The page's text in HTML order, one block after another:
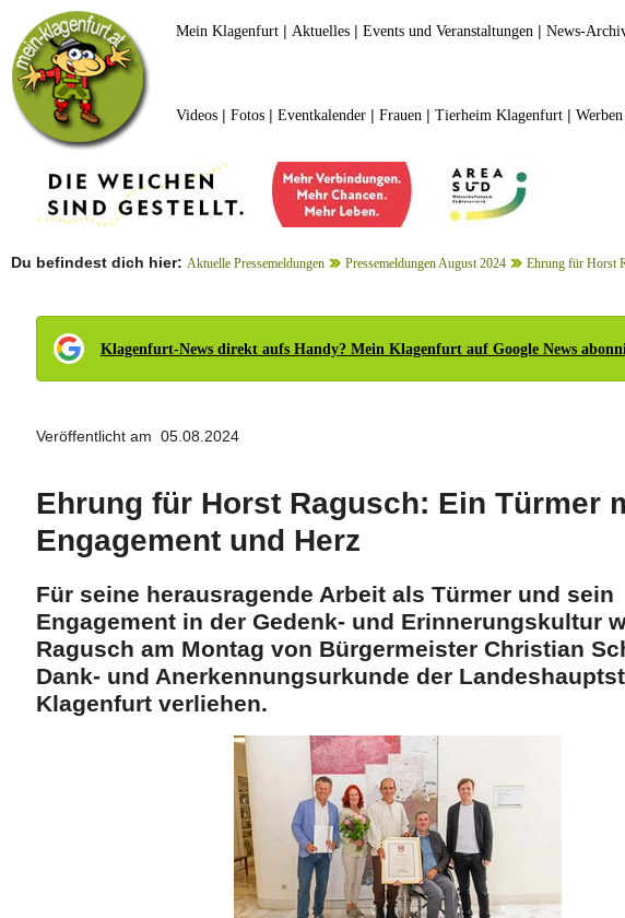
Mein Klagenfurt| Aktuelles| Events und Veranstaltungen | News-
Videos| Fotos| Eventkalender| Frauen | Tierheim Klagenfurt| Werben
Du befindest dich hier: Aktuelle Pressemeldungen Pressemeldungen August 2024 Ehrung für Horst
Klagenfurt-News direkt aufs Handy? Mein Klagenfurt auf Google News
Veröffentlicht am 05.08.2024
Ehrung für Horst Ragusch: Ein Türmer
Engagement und Herz
Für seine herausragende Arbeit als Türmer und sein
Engagement in der Gedenk- und Erinnerungskultur
Ragusch am Montag von Bürgermeister Christian
Dank- und Anerkennungsurkunde der
Klagenfurt verliehen.